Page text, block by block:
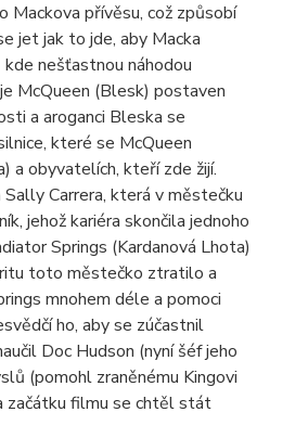
Mackova přívěsu, což způsobí
jet jak to jde, aby Macka
nešťastnou náhodou
McQueen (Blesk) postaven
a aroganci Bleska se
které se McQueen
a obyvatelích, kteří zde žijí.
Carrera, která v městečku
jehož kariéra skončila jednoho
Springs (Kardanová Lhota)
toto městečko ztratilo a
mnohem déle a pomoci
ho, aby se zúčastnil
Doc Hudson (nyní šéf jeho
(pomohl zraněnému Kingovi
začátku filmu se chtěl stát